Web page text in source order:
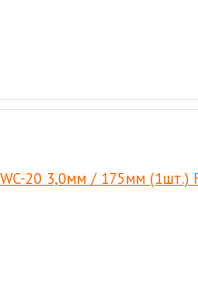
20 3,0мм / 175мм (1шт.)